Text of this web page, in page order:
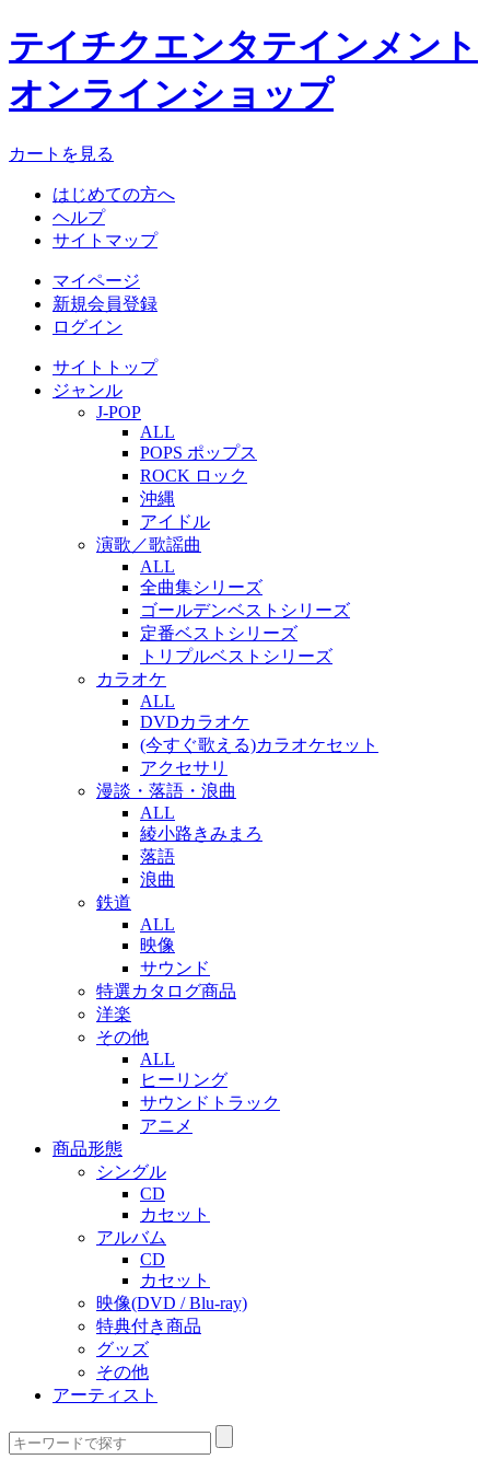
テイチクエンタテインメント
オンラインショップ
カートを見る
はじめての方へ
ヘルプ
サイトマップ
マイページ
新規会員登録
ログイン
サイトトップ
ジャンル
J-POP
ALL
POPS ポップス
ROCK ロック
沖縄
アイドル
演歌／歌謡曲
ALL
全曲集シリーズ
ゴールデンベストシリーズ
定番ベストシリーズ
トリプルベストシリーズ
カラオケ
ALL
DVDカラオケ
(今すぐ歌える)カラオケセット
アクセサリ
漫談・落語・浪曲
ALL
綾小路きみまろ
落語
浪曲
鉄道
ALL
映像
サウンド
特選カタログ商品
洋楽
その他
ALL
ヒーリング
サウンドトラック
アニメ
商品形態
シングル
CD
カセット
アルバム
CD
カセット
映像(DVD / Blu-ray)
特典付き商品
グッズ
その他
アーティスト